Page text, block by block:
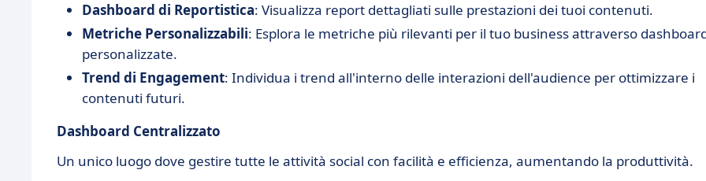
Dashboard di Reportistica: Visualizza report dettagliati sulle prestazioni dei tuoi contenuti.
Metriche Personalizzabili: Esplora le metriche più rilevanti per il tuo business attraverso
personalizzate.
Trend di Engagement: Individua i trend all'interno delle interazioni dell'audience per ottimizzare i
contenuti futuri.
Dashboard Centralizzato
Un unico luogo dove gestire tutte le attività social con facilità e efficienza, aumentando la produttività.